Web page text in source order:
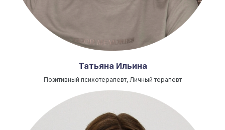
Татьяна Ильина
Позитивный психотерапевт, Личный терапевт